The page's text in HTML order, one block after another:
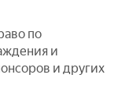
по
и
и других